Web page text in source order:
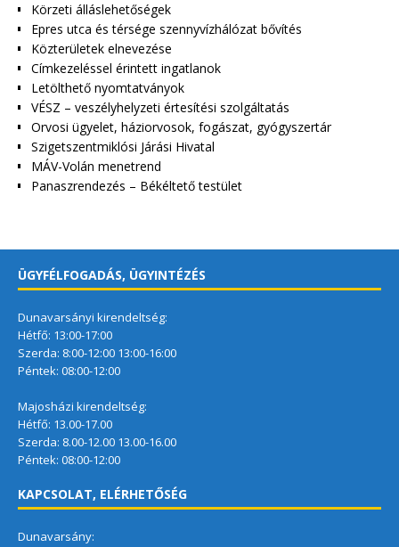
Körzeti álláslehetőségek
Epres utca és térsége szennyvízhálózat bővítés
Közterületek elnevezése
Címkezeléssel érintett ingatlanok
Letölthető nyomtatványok
VÉSZ – veszélyhelyzeti értesítési szolgáltatás
Orvosi ügyelet, háziorvosok, fogászat, gyógyszertár
Szigetszentmiklósi Járási Hivatal
MÁV-Volán menetrend
Panaszrendezés – Békéltető testület
ÜGYFÉLFOGADÁS, ÜGYINTÉZÉS
Dunavarsányi kirendeltség:
Hétfő: 13:00-17:00
Szerda: 8:00-12:00 13:00-16:00
Péntek: 08:00-12:00
Majosházi kirendeltség:
Hétfő: 13.00-17.00
Szerda: 8.00-12.00 13.00-16.00
Péntek: 08:00-12:00
KAPCSOLAT, ELÉRHETŐSÉG
Dunavarsány: